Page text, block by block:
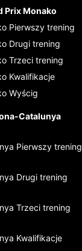
Prix Monako
Pierwszy trening
Drugi trening
Trzeci trening
Kwalifikacje
Wyścig
Catalunya
Pierwszy trening
Drugi trening
Trzeci trening
Kwalifikacje